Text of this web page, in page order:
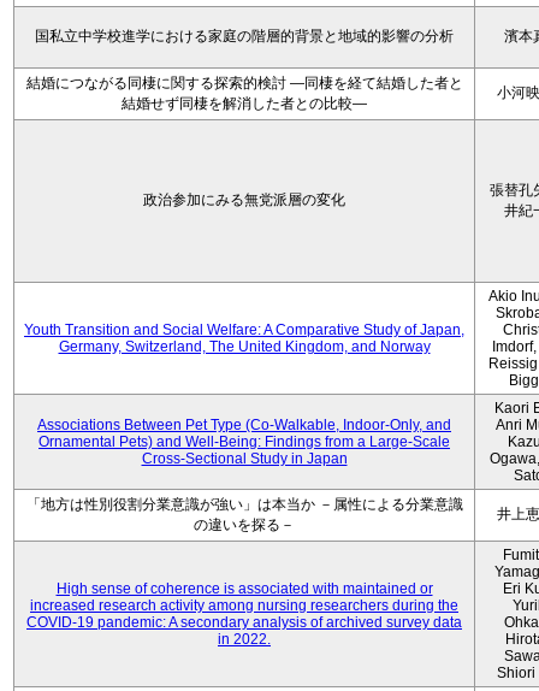
国私立中学校進学における家庭の階層的背景と地域的影響の分析 濱本
結婚につながる同棲に関する探索的検討 ―同棲を経て結婚した者と
結婚せず同棲を解消した者との比較―
小河
政治参加にみる無党派層の変化
張替孔
井紀
Youth Transition and Social Welfare: A Comparative Study of Japan,
Germany, Switzerland, The United Kingdom, and Norway
Akio
Associations Between Pet Type (Co-Walkable, Indoor-Only, and
Ornamental Pets) and Well-Being: Findings from a Large-Scale
Cross-Sectional Study in Japan
Kaori
Anri
「地方は性別役割分業意識が強い」は本当か －属性による分業意識
の違いを探る－
井上
High sense of coherence is associated with maintained or
increased research activity among nursing researchers during the
COVID-19 pandemic: A secondary analysis of archived survey data
in 2022.
Eri
Shiori